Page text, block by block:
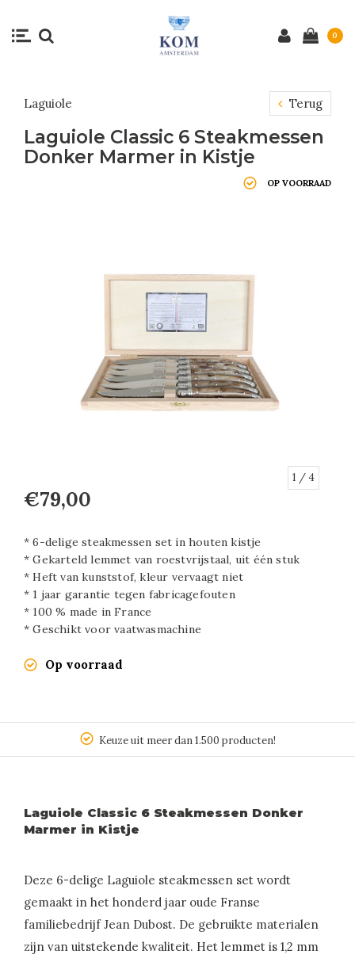
0
Laguiole Terug
Laguiole Classic 6 Steakmessen
Donker Marmer in Kistje
OP VOORRAAD
1 / 4
€79,00
* 6-delige steakmessen set in houten kistje
* Gekarteld lemmet van roestvrijstaal, uit één stuk
* Heft van kunststof, kleur vervaagt niet
* 1 jaar garantie tegen fabricagefouten
* 100 % made in France
* Geschikt voor vaatwasmachine
Op voorraad
Keuze uit meer dan 1.500 producten!
Laguiole Classic 6 Steakmessen Donker
Marmer in Kistje
Deze 6-delige Laguiole steakmessen set wordt
gemaakt in het honderd jaar oude Franse
familiebedrijf Jean Dubost. De gebruikte materialen
zijn van uitstekende kwaliteit. Het lemmet is 1,2 mm